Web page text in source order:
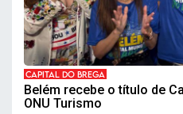
CAPITAL DO BREGA
Belém recebe o título de
ONU Turismo